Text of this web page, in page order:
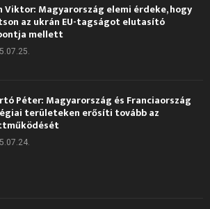
Viktor: Magyarország elemi érdeke, hogy
az ukrán EU-tagságot elutasító
mellett
Péter: Magyarország és Franciaország
területeken erősíti tovább az